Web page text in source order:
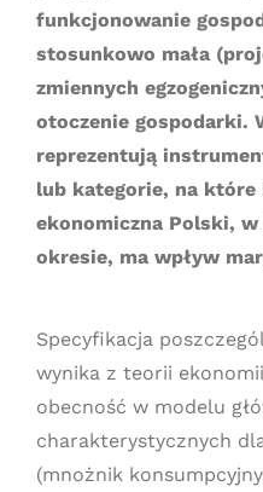
funkcjonowanie
stosunkowo mała
zmiennych
otoczenie gospodarki.
reprezentują
lub kategorie, na które
ekonomiczna Polski,
okresie, ma wpływ
Specyfikacja
wynika z teorii
obecność w modelu
charakterystycznych
(mnożnik